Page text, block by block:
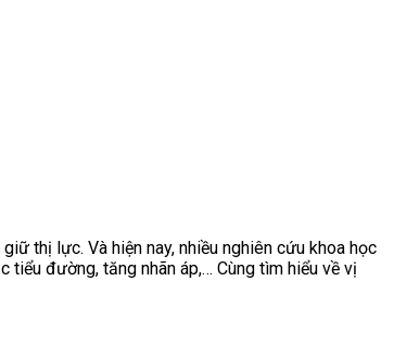
thị lực. Và hiện nay, nhiều nghiên cứu khoa học
đường, tăng nhãn áp,… Cùng tìm hiểu về vị